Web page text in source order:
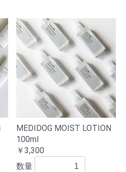
MEDIDOG MOIST LOTION
100ml
￥3,300
数量